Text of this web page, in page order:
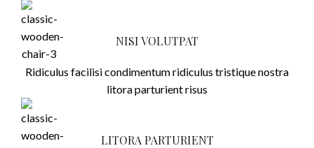
NISI VOLUTPAT
Ridiculus facilisi condimentum ridiculus tristique nostra
litora parturient risus
LITORA PARTURIENT